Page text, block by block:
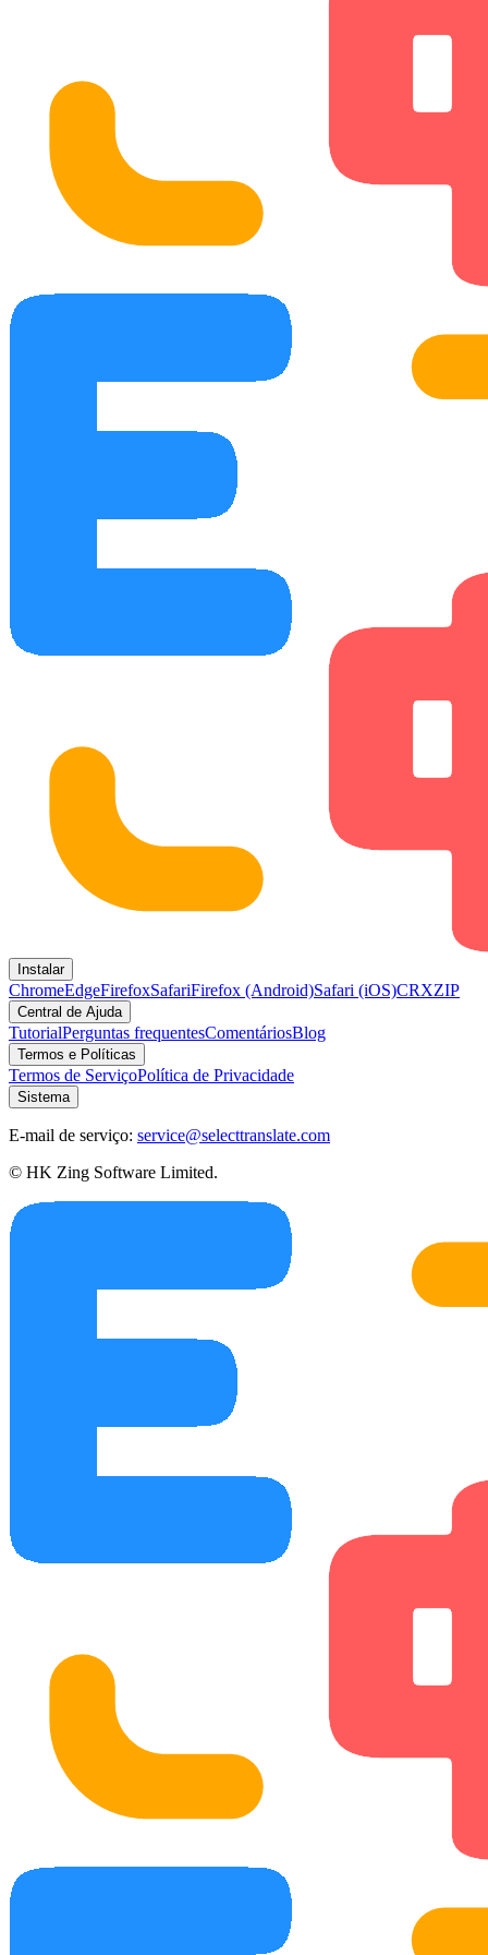
Instalar
ChromeEdgeFirefoxSafariFirefox (Android)Safari (iOS)CRXZIP
Central de Ajuda
TutorialPerguntas frequentesComentáriosBlog
Termos e Políticas
Termos de ServiçoPolítica de Privacidade
Sistema
E-mail de serviço: service@selecttranslate.com
© HK Zing Software Limited.